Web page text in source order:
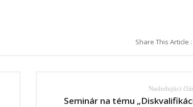
Share This Article :
Nasledujúci
Seminár na tému